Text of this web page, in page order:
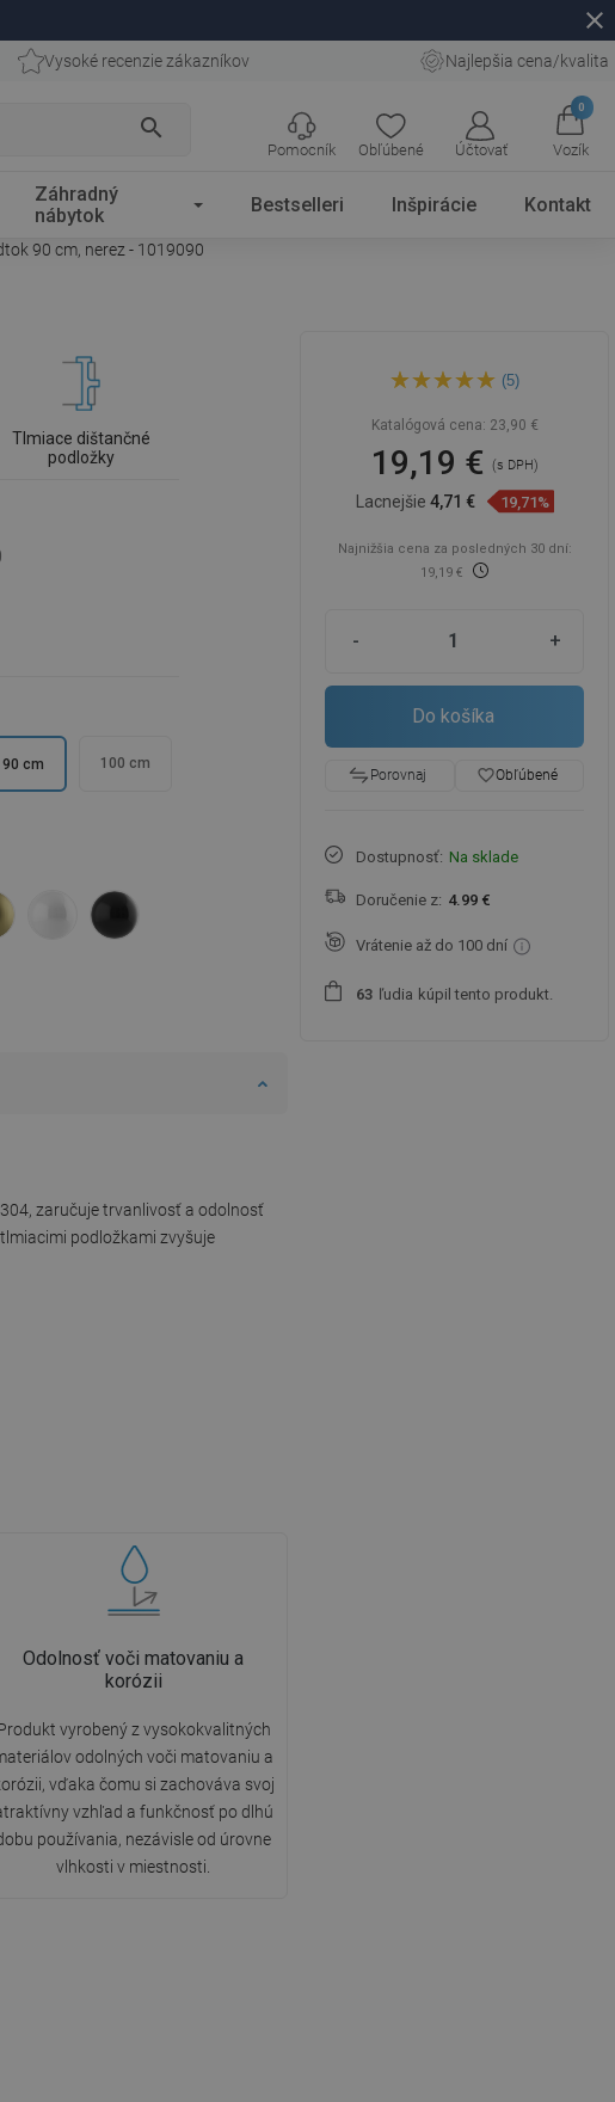
close
Vysoké recenzie zákazníkov Najlepšia cena/kvalita
search
Obľúbené Účtovať
0
Vozík
Pomocník
Záhradný
nábytok
Bestselleri Inšpirácie Kontakt
90 cm, nerez - 1019090
Tlmiace dištančné
podložky
90 cm 100 cm
zaručuje trvanlivosť a odolnosť
podložkami zvyšuje
Odolnosť voči matovaniu a
korózii
vyrobený z vysokokvalitných
odolných voči matovaniu a
vďaka čomu si zachováva svoj
vzhľad a funkčnosť po dlhú
používania, nezávisle od úrovne
vlhkosti v miestnosti.
líniový odtok 90 cm, nerez -
(5)
Katalógová cena: 23,90 €
19,19 € (s DPH)
Lacnejšie4,71 € 19,71%
Najnižšia cena za posledných 30 dní:
19,19 €
- +
Do košíka
Porovnaj favorite_borderObľúbené
Dostupnosť: Na sklade
Doručenie z: 4.99 €
Vrátenie až do 100 dní
63 ľudia kúpil tento produkt.